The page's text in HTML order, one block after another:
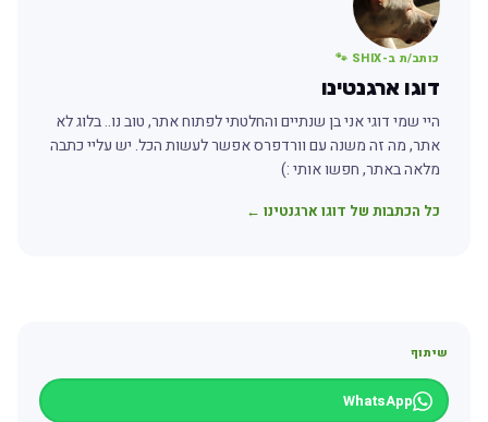
כותב/ת ב-SHIX 🐾
דוגו ארגנטינו
היי שמי דוגי אני בן שנתיים והחלטתי לפתוח אתר, טוב נו.. בלוג לא
אתר, מה זה משנה עם וורדפרס אפשר לעשות הכל. יש עליי כתבה
מלאה באתר, חפשו אותי :)
כל הכתבות של דוגו ארגנטינו ←
שיתוף
WhatsApp